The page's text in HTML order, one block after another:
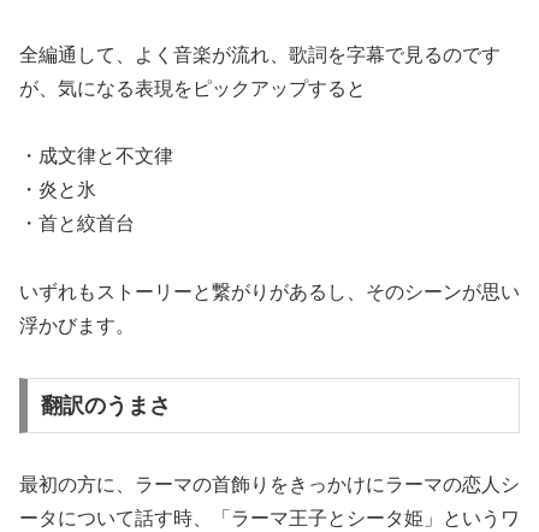
全編通して、よく音楽が流れ、歌詞を字幕で見るのです
が、気になる表現をピックアップすると
・成文律と不文律
・炎と氷
・首と絞首台
いずれもストーリーと繋がりがあるし、そのシーンが思い
浮かびます。
翻訳のうまさ
最初の方に、ラーマの首飾りをきっかけにラーマの恋人シ
ータについて話す時、「ラーマ王子とシータ姫」というワ